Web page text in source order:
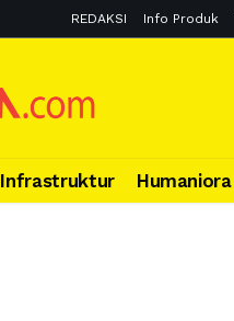
REDAKSI Info Produk
Infrastruktur Humaniora